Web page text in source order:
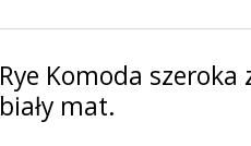
Rye Komoda
biały mat.